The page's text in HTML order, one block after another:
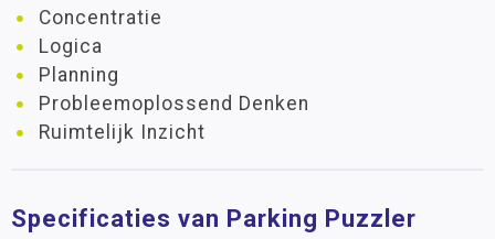
Concentratie
Logica
Planning
Probleemoplossend Denken
Ruimtelijk Inzicht
Specificaties van Parking Puzzler